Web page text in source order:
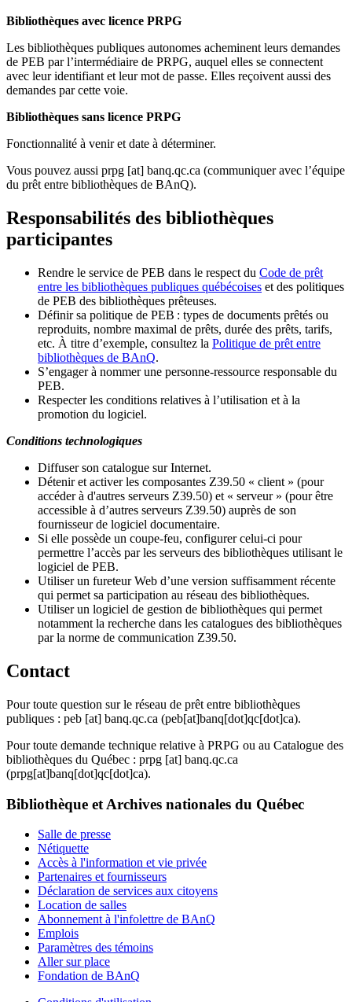
Bibliothèques avec licence PRPG
Les bibliothèques publiques autonomes acheminent leurs demandes
de PEB par l’intermédiaire de PRPG, auquel elles se connectent
avec leur identifiant et leur mot de passe. Elles reçoivent aussi des
demandes par cette voie.
Bibliothèques sans licence PRPG
Fonctionnalité à venir et date à déterminer.
Vous pouvez aussi prpg [at] banq.qc.ca (communiquer avec l’équipe
du prêt entre bibliothèques de BAnQ).
Responsabilités des bibliothèques
participantes
Rendre le service de PEB dans le respect du Code de prêt
entre les bibliothèques publiques québécoises et des politiques
de PEB des bibliothèques prêteuses.
Définir sa politique de PEB : types de documents prêtés ou
reproduits, nombre maximal de prêts, durée des prêts, tarifs,
etc. À titre d’exemple, consultez la Politique de prêt entre
bibliothèques de BAnQ.
S’engager à nommer une personne-ressource responsable du
PEB.
Respecter les conditions relatives à l’utilisation et à la
promotion du logiciel.
Conditions technologiques
Diffuser son catalogue sur Internet.
Détenir et activer les composantes Z39.50 « client » (pour
accéder à d'autres serveurs Z39.50) et « serveur » (pour être
accessible à d’autres serveurs Z39.50) auprès de son
fournisseur de logiciel documentaire.
Si elle possède un coupe-feu, configurer celui-ci pour
permettre l’accès par les serveurs des bibliothèques utilisant le
logiciel de PEB.
Utiliser un fureteur Web d’une version suffisamment récente
qui permet sa participation au réseau des bibliothèques.
Utiliser un logiciel de gestion de bibliothèques qui permet
notamment la recherche dans les catalogues des bibliothèques
par la norme de communication Z39.50.
Contact
Pour toute question sur le réseau de prêt entre bibliothèques
publiques : peb [at] banq.qc.ca (peb[at]banq[dot]qc[dot]ca).
Pour toute demande technique relative à PRPG ou au Catalogue des
bibliothèques du Québec : prpg [at] banq.qc.ca
(prpg[at]banq[dot]qc[dot]ca).
Bibliothèque et Archives nationales du Québec
Salle de presse
Nétiquette
Accès à l'information et vie privée
Partenaires et fournisseurs
Déclaration de services aux citoyens
Location de salles
Abonnement à l'infolettre de BAnQ
Emplois
Paramètres des témoins
Aller sur place
Fondation de BAnQ